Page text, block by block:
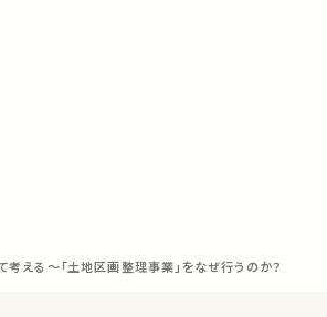
える〜「土地区画整理事業」をなぜ行うのか？